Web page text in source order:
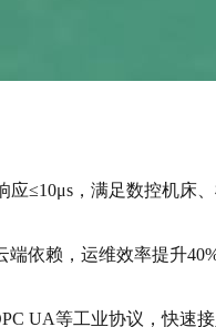
≤10μs，满足数控机床
依赖，运维效率提升
UA等工业协议，快速